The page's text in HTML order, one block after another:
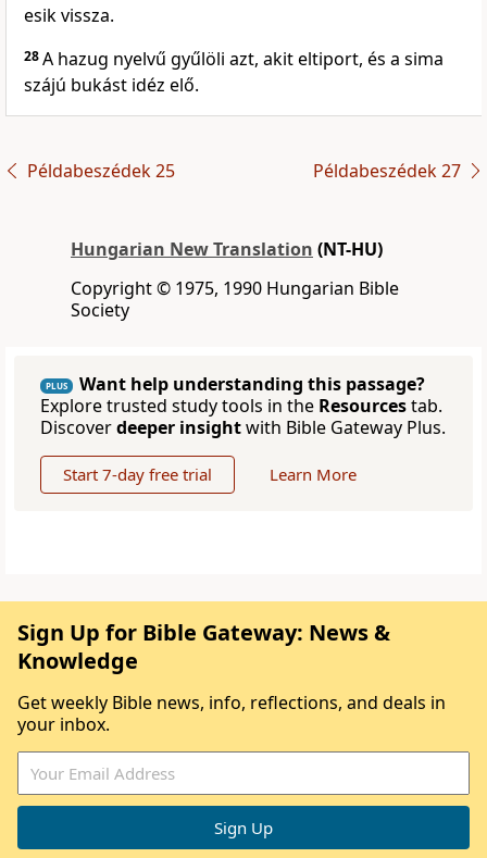
esik vissza.
28A hazug nyelvű gyűlöli azt, akit eltiport, és a sima
szájú bukást idéz elő.
Példabeszédek 25 Példabeszédek 27
Hungarian New Translation (NT-HU)
Copyright © 1975, 1990 Hungarian Bible
Society
PLUS
Want help understanding this passage?
Explore trusted study tools in the Resourcestab.
Discoverdeeper insightwith Bible Gateway Plus.
Start 7-day free trial Learn More
Sign Up for Bible Gateway: News &
Knowledge
Get weekly Bible news, info, reflections, and deals in
your inbox.